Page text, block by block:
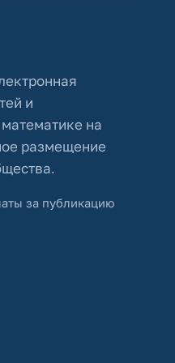
и
на
размещение
за публикацию